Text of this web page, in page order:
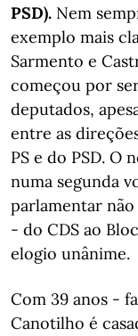
PSD). Nem
exemplo mais
Sarmento e
começou por
deputados,
entre as
PS e do PSD. O
numa segunda
parlamentar
- do CDS ao
elogio unânime.
Com 39 anos -
Canotilho é